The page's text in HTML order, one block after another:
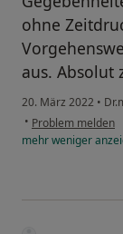
ohne
aus. Absolut
20. März 2022 •
• Problem melden
mehrweniger